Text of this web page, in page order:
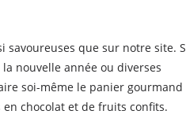
savoureuses que sur notre site.
nouvelle année ou diverses
soi-même le panier gourmand
chocolat et de fruits confits.